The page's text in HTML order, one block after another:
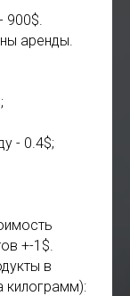
900$.
аренды.
- 0.4$;
+-1$.
в
килограмм):